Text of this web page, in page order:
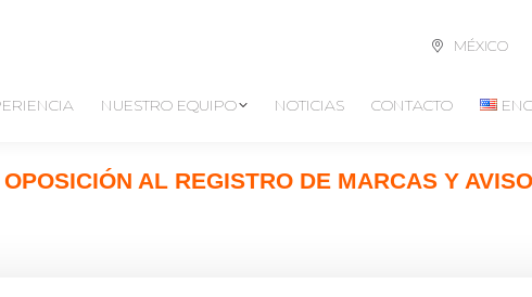
MÉXICO
NUESTRO EQUIPO NOTICIAS CONTACTO
AL REGISTRO DE MARCAS Y